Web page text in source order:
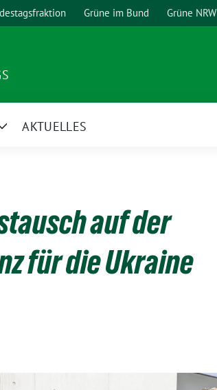
Grüne im Bund Grüne NRW
ZeigeAKTUELLES
auf der
für die Ukraine